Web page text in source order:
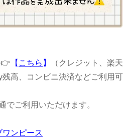
【 こちら 】
（クレジット、楽天
高、コンビニ決済などご利用可
でご利用いただけます。
ンピース